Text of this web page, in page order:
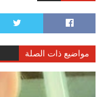
مواضيع ذات الصلة